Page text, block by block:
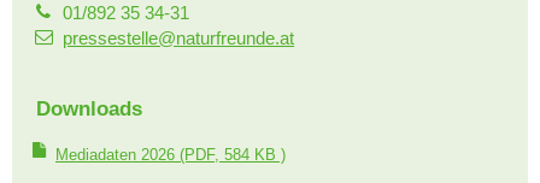
01/892 35 34-31
pressestelle@naturfreunde.at
Downloads
Mediadaten 2026 (PDF, 584 KB )